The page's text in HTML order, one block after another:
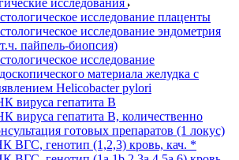
исследования
исследование плаценты
исследование эндометрия
пайпель-биопсия)
исследование
материала желудка с
Helicobacter pylori
вируса гепатита B
вируса гепатита B, количественно
готовых препаратов (1 локус)
ВГC, генотип (1,2,3) кровь, кач. *